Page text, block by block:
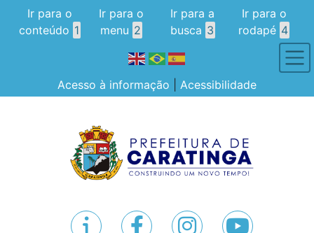
Ir para o
conteúdo 1
Ir para o
menu 2
Ir para a
busca 3
Ir para o
rodapé 4
Acesso à informação Acessibilidade